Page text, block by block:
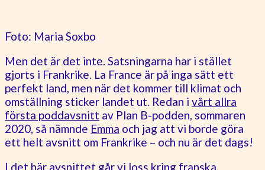
Foto: Maria Soxbo
Men det är det inte. Satsningarna har i stället
gjorts i Frankrike. La France är på inga sätt ett
perfekt land, men när det kommer till klimat och
omställning sticker landet ut. Redan i vårt allra
första poddavsnitt av Plan B-podden, sommaren
2020, så nämnde Emma och jag att vi borde göra
ett helt avsnitt om Frankrike – och nu är det dags!
I det här avsnittet går vi loss kring franska